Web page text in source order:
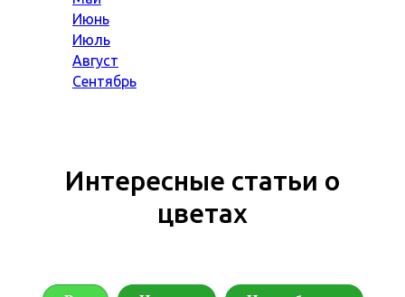
Июнь
Июль
Август
Сентябрь
Интересные статьи о
цветах